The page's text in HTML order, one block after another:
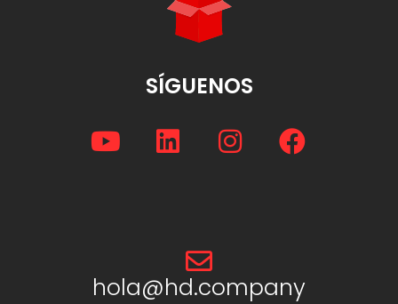
SÍGUENOS
hola@hd.company